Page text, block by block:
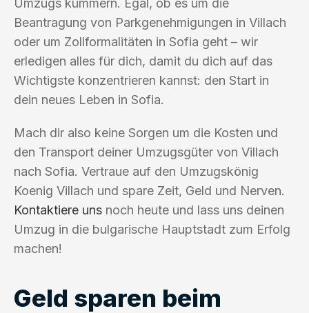
Umzugs kümmern. Egal, ob es um die
Beantragung von Parkgenehmigungen in Villach
oder um Zollformalitäten in Sofia geht – wir
erledigen alles für dich, damit du dich auf das
Wichtigste konzentrieren kannst: den Start in
dein neues Leben in Sofia.
Mach dir also keine Sorgen um die Kosten und
den Transport deiner Umzugsgüter von Villach
nach Sofia. Vertraue auf den Umzugskönig
Koenig Villach und spare Zeit, Geld und Nerven.
Kontaktiere uns noch heute und lass uns deinen
Umzug in die bulgarische Hauptstadt zum Erfolg
machen!
Geld sparen beim